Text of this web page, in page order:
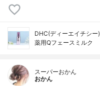
DHC(ディーエイチシー)
薬用Qフェースミルク
スーパーおかん
おかん